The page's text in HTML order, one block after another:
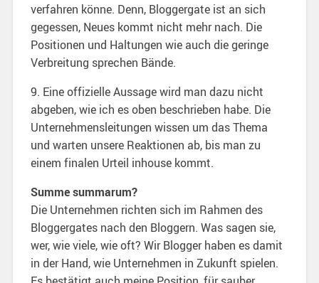
verfahren könne. Denn, Bloggergate ist an sich
gegessen, Neues kommt nicht mehr nach. Die
Positionen und Haltungen wie auch die geringe
Verbreitung sprechen Bände.
9. Eine offizielle Aussage wird man dazu nicht
abgeben, wie ich es oben beschrieben habe. Die
Unternehmensleitungen wissen um das Thema
und warten unsere Reaktionen ab, bis man zu
einem finalen Urteil inhouse kommt.
Summe summarum?
Die Unternehmen richten sich im Rahmen des
Bloggergates nach den Bloggern. Was sagen sie,
wer, wie viele, wie oft? Wir Blogger haben es damit
in der Hand, wie Unternehmen in Zukunft spielen.